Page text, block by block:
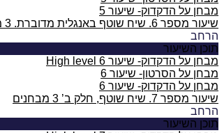
מבחן על הדקדוק- שיעור 5
שיעור מספר 6. שיח שוטף באנגלית מדוברת.
3 מבחנים
הרחב
תוכן השיעור
מבחן על הדקדוק- שיעור 6 High level
מבחן על הסרטון- שיעור 6
מבחן על הדקדוק- שיעור 6
שיעור מספר 7. שיח שוטף, חלק ב’
3 מבחנים
הרחב
תוכן השיעור